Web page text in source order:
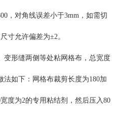
，对角线误差小于3mm，如需切
寸允许偏差为±2。
变形缝两侧等处粘网格布，总宽度
法如下：网格布裁剪长度为180加
度为2的专用粘结剂，然后压入80